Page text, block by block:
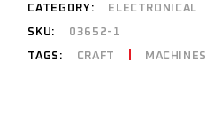
CATEGORY: ELECTRONICAL
SKU: 03652-1
TAGS: CRAFT MACHINES